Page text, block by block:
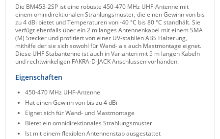
Power Kingdom
Poynting
Raritan
Riello UPS
Server Technology
Siretta
SIRIO Antenne
Sunbird
Tactical Software
Die BM453-2SP ist eine robuste 450-470 MHz UHF-Antenne mit
einem omnidirektionalen Strahlungsmuster, die einen Gewinn von bis
zu 4 dBi bietet und Temperaturen von -40 °C bis 80 °C standhält. Sie
verfügt ebenfalls über ein 2 m langes Antennenkabel mit einem SMA
(M) Stecker und profitiert von einer UV-stabilen ABS Halterung,
mithilfe der sie sich sowohl für Wand- als auch Mastmontage eignet.
Diese UHF Stabantenne ist auch in Varianten mit 5 m langen Kabeln
und rechtwinkeligen FAKRA-D-JACK Anschlüssen vorhanden.
Eigenschaften
450-470 MHz UHF-Antenne
Hat einen Gewinn von bis zu 4 dBi
Eignet sich für Wand- und Mastmontage
Bietet ein omnidirektionales Strahlungsmuster
Ist mit einem flexiblen Antennenstab ausgestattet